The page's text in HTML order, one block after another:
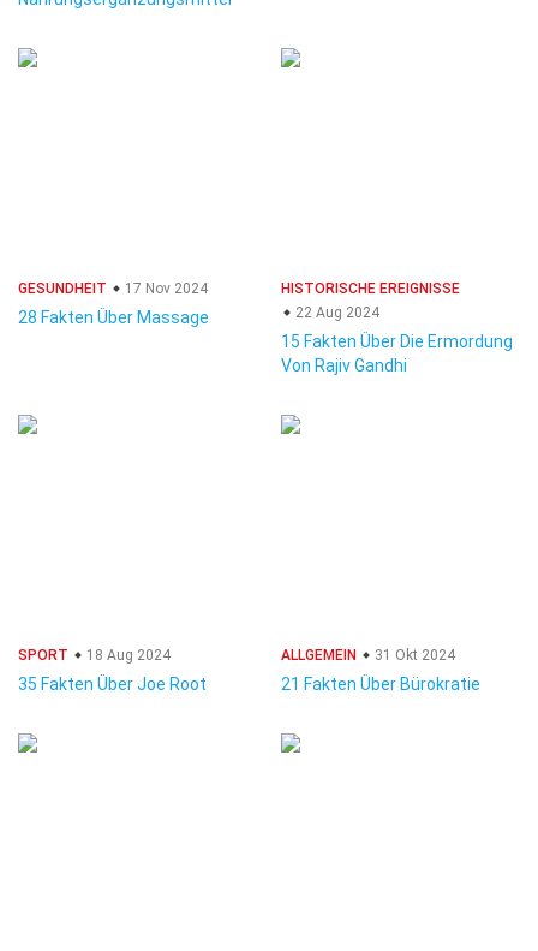
GESUNDHEIT 17 Nov 2024
28 Fakten Über Massage
HISTORISCHE EREIGNISSE
22 Aug 2024
15 Fakten Über Die Ermordung
Von Rajiv Gandhi
SPORT 18 Aug 2024
35 Fakten Über Joe Root
ALLGEMEIN 31 Okt 2024
21 Fakten Über Bürokratie